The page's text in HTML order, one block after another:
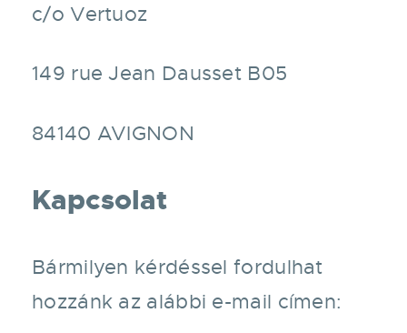
c/o Vertuoz
149 rue Jean Dausset B05
84140 AVIGNON
Kapcsolat
Bármilyen kérdéssel fordulhat
hozzánk az alábbi e-mail címen: